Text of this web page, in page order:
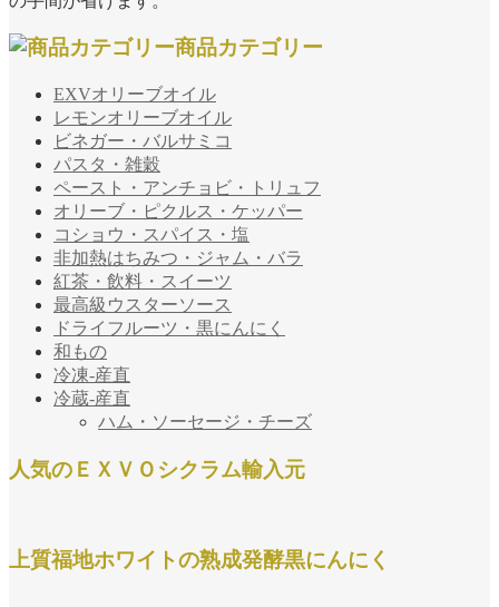
商品カテゴリー
EXVオリーブオイル
レモンオリーブオイル
ビネガー・バルサミコ
パスタ・雑穀
ペースト・アンチョビ・トリュフ
オリーブ・ピクルス・ケッパー
コショウ・スパイス・塩
非加熱はちみつ・ジャム・バラ
紅茶・飲料・スイーツ
最高級ウスターソース
ドライフルーツ・黒にんにく
和もの
冷凍-産直
冷蔵-産直
ハム・ソーセージ・チーズ
人気のＥＸＶＯシクラム輸入元
上質福地ホワイトの熟成発酵黒にんにく